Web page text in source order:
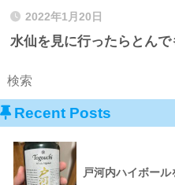
2022年1月20日
水仙を見に行ったらとん
Recent Posts
戸河内ハイボー